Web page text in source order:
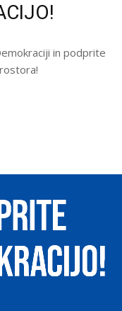
in podprite